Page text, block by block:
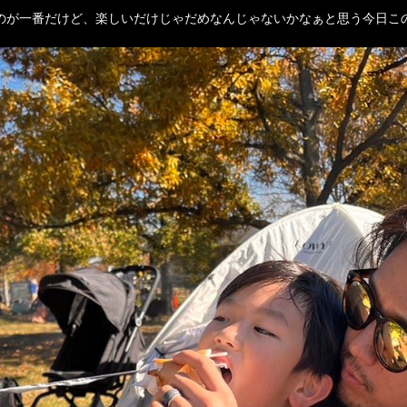
が一番だけど、楽しいだけじゃだめなんじゃないかなぁと思う今日こ